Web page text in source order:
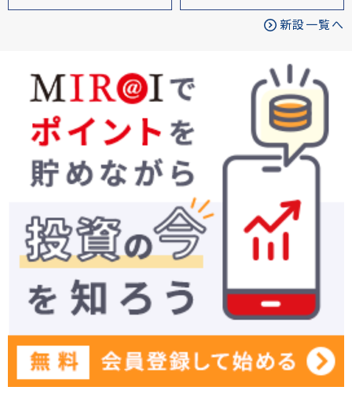
新設一覧へ